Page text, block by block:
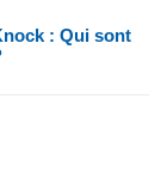
: Qui sont